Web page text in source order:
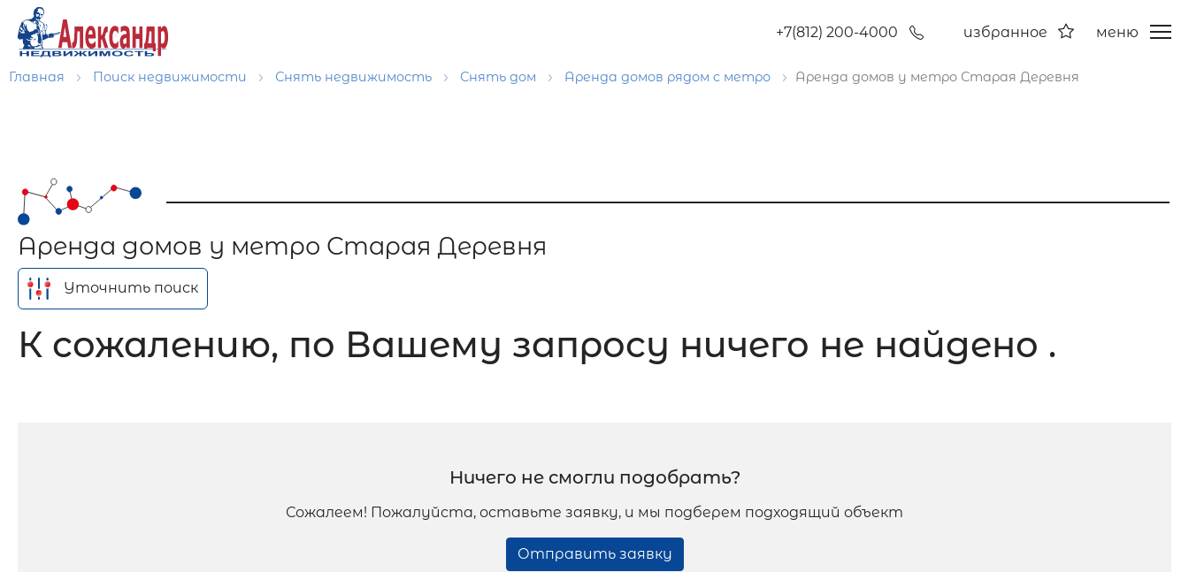
+7(812) 200-4000 избранное меню
Главная Поиск недвижимости Снять недвижимость Снять дом Аренда домов рядом с метро Аренда домов у метро Старая Деревня
Аренда домов у метро Старая Деревня
Уточнить поиск
К сожалению, по Вашему запросу ничего не найдено .
Ничего не смогли подобрать?
Сожалеем! Пожалуйста, оставьте заявку, и мы подберем подходящий объект
Отправить заявку